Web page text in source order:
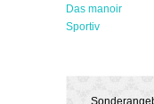
Das manoir
Sportiv